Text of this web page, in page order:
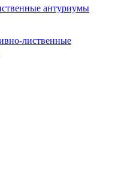
антуриумы
лиственные